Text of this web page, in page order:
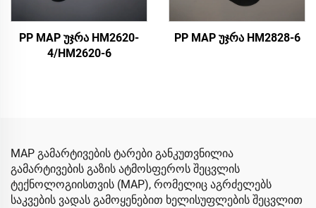
PP MAP უჯრა HM2620-
4/HM2620-6
PP MAP უჯრა HM2828-6
MAP გამარტივების ტარები განკუთვნილია
გამარტივების გაზის ატმოსფეროს შეცვლის
ტექნოლოგიისთვის (MAP), რომელიც აგრძელებს
საკვების ვადას გამოყენებით ხელისუფლების შეცვლით